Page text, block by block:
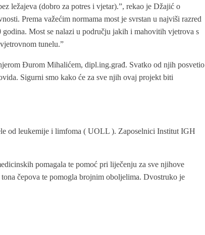
ležajeva (dobro za potres i vjetar).”, rekao je Džajić o
Prema važećim normama most je svrstan u najviši razred
Most se nalazi u području jakih i mahovitih vjetrova s
tunelu.”
Đurom Mihalićem, dipl.ing.građ. Svatko od njih posvetio
Sigurni smo kako će za sve njih ovaj projekt biti
od leukemije i limfoma ( UOLL ). Zaposelnici Institut IGH
pomagala te pomoć pri liječenju za sve njihove
čepova te pomogla brojnim oboljelima. Dvostruko je